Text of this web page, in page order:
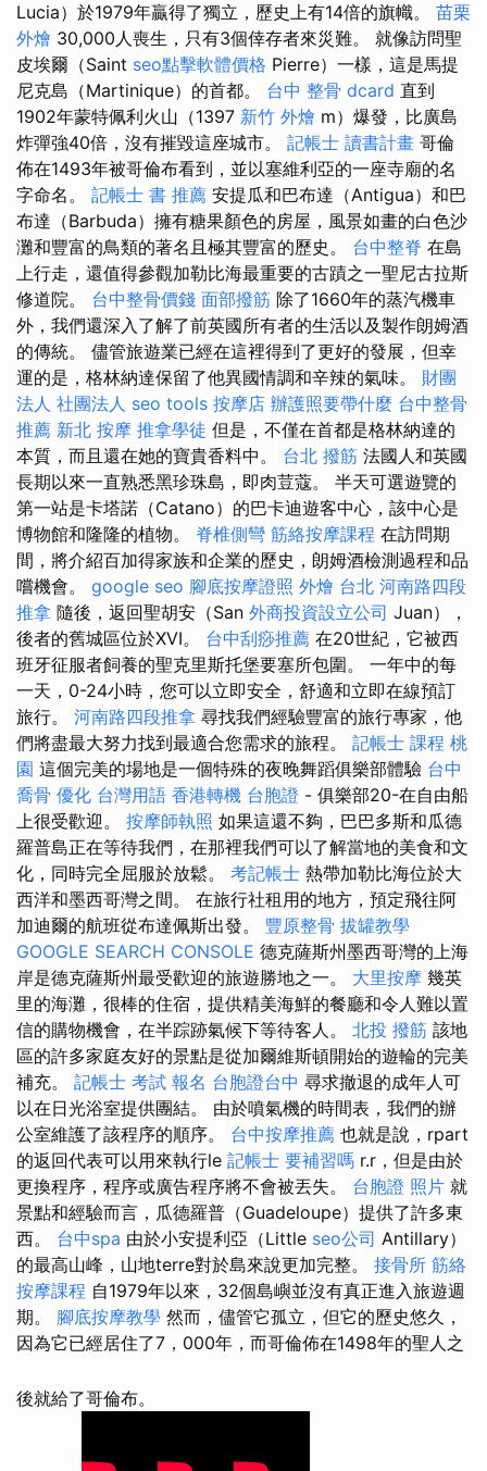
Lucia）於1979年贏得了獨立，歷史上有14倍的旗幟。 苗栗
外燴 30,000人喪生，只有3個倖存者來災難。 就像訪問聖
皮埃爾（Saint seo點擊軟體價格 Pierre）一樣，這是馬提
尼克島（Martinique）的首都。 台中 整骨 dcard 直到
1902年蒙特佩利火山（1397 新竹 外燴 m）爆發，比廣島
炸彈強40倍，沒有摧毀這座城市。 記帳士 讀書計畫 哥倫
佈在1493年被哥倫布看到，並以塞維利亞的一座寺廟的名
字命名。 記帳士 書 推薦 安提瓜和巴布達（Antigua）和巴
布達（Barbuda）擁有糖果顏色的房屋，風景如畫的白色沙
灘和豐富的鳥類的著名且極其豐富的歷史。 台中整脊 在島
上行走，還值得參觀加勒比海最重要的古蹟之一聖尼古拉斯
修道院。 台中整骨價錢 面部撥筋 除了1660年的蒸汽機車
外，我們還深入了解了前英國所有者的生活以及製作朗姆酒
的傳統。 儘管旅遊業已經在這裡得到了更好的發展，但幸
運的是，格林納達保留了他異國情調和辛辣的氣味。 財團
法人 社團法人 seo tools 按摩店 辦護照要帶什麼 台中整骨
推薦 新北 按摩 推拿學徒 但是，不僅在首都是格林納達的
本質，而且還在她的寶貴香料中。 台北 撥筋 法國人和英國
長期以來一直熟悉黑珍珠島，即肉荳蔻。 半天可選遊覽的
第一站是卡塔諾（Catano）的巴卡迪遊客中心，該中心是
博物館和隆隆的植物。 脊椎側彎 筋絡按摩課程 在訪問期
間，將介紹百加得家族和企業的歷史，朗姆酒檢測過程和品
嚐機會。 google seo 腳底按摩證照 外燴 台北 河南路四段
推拿 隨後，返回聖胡安（San 外商投資設立公司 Juan），
後者的舊城區位於XVI。 台中刮痧推薦 在20世紀，它被西
班牙征服者飼養的聖克里斯托堡要塞所包圍。 一年中的每
一天，0-24小時，您可以立即安全，舒適和立即在線預訂
旅行。 河南路四段推拿 尋找我們經驗豐富的旅行專家，他
們將盡最大努力找到最適合您需求的旅程。 記帳士 課程 桃
園 這個完美的場地是一個特殊的夜晚舞蹈俱樂部體驗 台中
喬骨 優化 台灣用語 香港轉機 台胞證 - 俱樂部20-在自由船
上很受歡迎。 按摩師執照 如果這還不夠，巴巴多斯和瓜德
羅普島正在等待我們，在那裡我們可以了解當地的美食和文
化，同時完全屈服於放鬆。 考記帳士 熱帶加勒比海位於大
西洋和墨西哥灣之間。 在旅行社租用的地方，預定飛往阿
加迪爾的航班從布達佩斯出發。 豐原整骨 拔罐教學
GOOGLE SEARCH CONSOLE 德克薩斯州墨西哥灣的上海
岸是德克薩斯州最受歡迎的旅遊勝地之一。 大里按摩 幾英
里的海灘，很棒的住宿，提供精美海鮮的餐廳和令人難以置
信的購物機會，在半踪跡氣候下等待客人。 北投 撥筋 該地
區的許多家庭友好的景點是從加爾維斯頓開始的遊輪的完美
補充。 記帳士 考試 報名 台胞證台中 尋求撤退的成年人可
以在日光浴室提供團結。 由於噴氣機的時間表，我們的辦
公室維護了該程序的順序。 台中按摩推薦 也就是說，rpart
的返回代表可以用來執行le 記帳士 要補習嗎 r.r，但是由於
更換程序，程序或廣告程序將不會被丟失。 台胞證 照片 就
景點和經驗而言，瓜德羅普（Guadeloupe）提供了許多東
西。 台中spa 由於小安提利亞（Little seo公司 Antillary）
的最高山峰，山地terre對於島來說更加完整。 接骨所 筋絡
按摩課程 自1979年以來，32個島嶼並沒有真正進入旅遊週
期。 腳底按摩教學 然而，儘管它孤立，但它的歷史悠久，
因為它已經居住了7，000年，而哥倫佈在1498年的聖人之
後就給了哥倫布。